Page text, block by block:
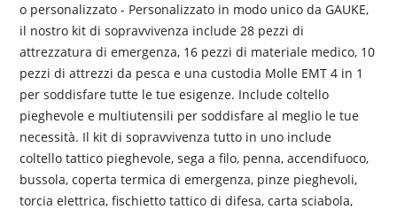
o personalizzato - Personalizzato in modo unico da GAUKE,
il nostro kit di sopravvivenza include 28 pezzi di
attrezzatura di emergenza, 16 pezzi di materiale medico, 10
pezzi di attrezzi da pesca e una custodia Molle EMT 4 in 1
per soddisfare tutte le tue esigenze. Include coltello
pieghevole e multiutensili per soddisfare al meglio le tue
necessità. Il kit di sopravvivenza tutto in uno include
coltello tattico pieghevole, sega a filo, penna, accendifuoco,
bussola, coperta termica di emergenza, pinze pieghevoli,
torcia elettrica, fischietto tattico di difesa, carta sciabola,